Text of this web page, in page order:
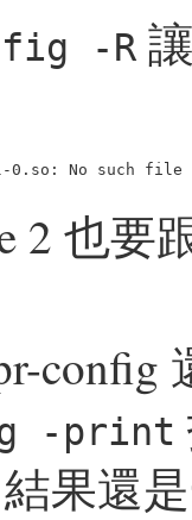
-R
2 也要
config
-print
果還